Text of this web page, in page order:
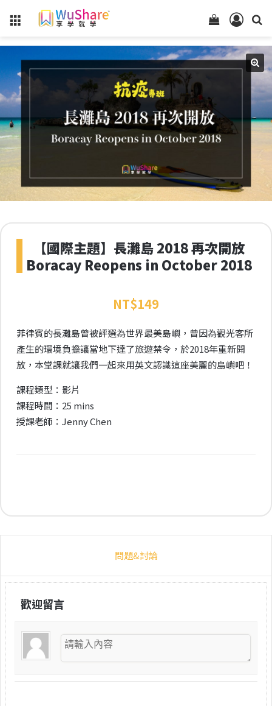
Menu
登
查
你
的
車
狀
【國際主題】長灘島 2018 再次開放
Boracay Reopens in October 2018
NT$149
菲律賓的長灘島曾被評選為世界最美島嶼，曾因為觀光客所
產生的環境負擔讓當地下達了旅遊禁令，於2018年重新開
放，本堂課就讓我們一起來用英文認識這座美麗的島嶼吧！
課程類型：影片
課程時間：25 mins
授課老師：Jenny Chen
問題&討論
歡迎留言